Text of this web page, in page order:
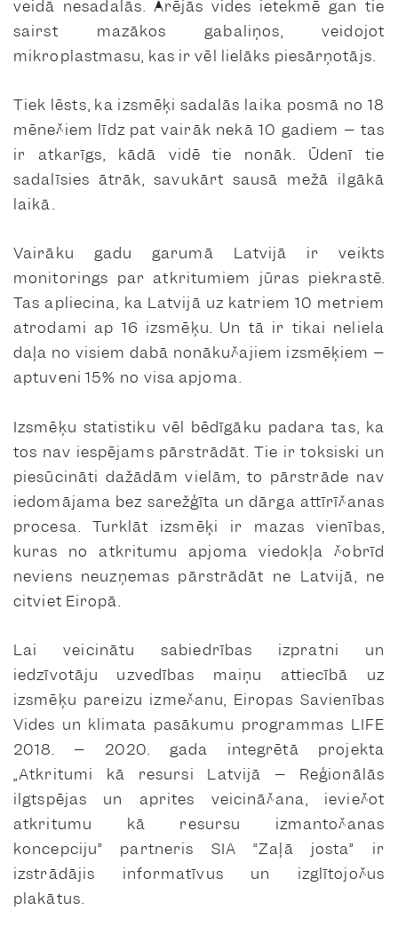
veidā nesadalās. Ārējās vides ietekmē gan tie
sairst mazākos gabaliņos, veidojot
mikroplastmasu, kas ir vēl lielāks piesārņotājs.
Tiek lēsts, ka izsmēķi sadalās laika posmā no 18
mēnešiem līdz pat vairāk nekā 10 gadiem – tas
ir atkarīgs, kādā vidē tie nonāk. Ūdenī tie
sadalīsies ātrāk, savukārt sausā mežā ilgākā
laikā.
Vairāku gadu garumā Latvijā ir veikts
monitorings par atkritumiem jūras piekrastē.
Tas apliecina, ka Latvijā uz katriem 10 metriem
atrodami ap 16 izsmēķu. Un tā ir tikai neliela
daļa no visiem dabā nonākušajiem izsmēķiem –
aptuveni 15% no visa apjoma.
Izsmēķu statistiku vēl bēdīgāku padara tas, ka
tos nav iespējams pārstrādāt. Tie ir toksiski un
piesūcināti dažādām vielām, to pārstrāde nav
iedomājama bez sarežģīta un dārga attīrīšanas
procesa. Turklāt izsmēķi ir mazas vienības,
kuras no atkritumu apjoma viedokļa šobrīd
neviens neuzņemas pārstrādāt ne Latvijā, ne
citviet Eiropā.
Lai veicinātu sabiedrības izpratni un
iedzīvotāju uzvedības maiņu attiecībā uz
izsmēķu pareizu izmešanu, Eiropas Savienības
Vides un klimata pasākumu programmas LIFE
2018. – 2020. gada integrētā projekta
„Atkritumi kā resursi Latvijā – Reģionālās
ilgtspējas un aprites veicināšana, ieviešot
atkritumu kā resursu izmantošanas
koncepciju” partneris SIA “Zaļā josta” ir
izstrādājis informatīvus un izglītojošus
plakātus.